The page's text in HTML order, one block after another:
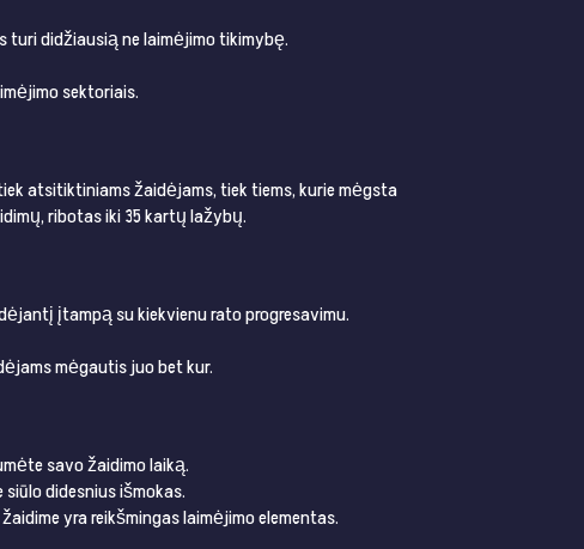
turi didžiausią ne laimėjimo tikimybę.
sektoriais​​​​​​.
atsitiktiniams žaidėjams, tiek tiems, kurie mėgsta
ribotas iki 35 kartų lažybų​​​​.
įtampą su kiekvienu rato progresavimu.
mėgautis juo bet kur​​​​.
savo žaidimo laiką.
didesnius išmokas.
yra reikšmingas laimėjimo elementas.